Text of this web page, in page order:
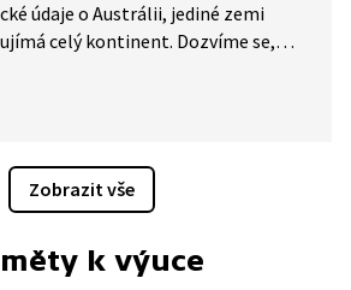
údaje o Austrálii, jediné zemi
celý kontinent. Dozvíme se,
také historii objevování
Zobrazit vše
k výuce